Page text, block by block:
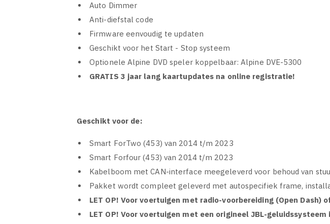
Auto Dimmer
Anti-diefstal code
Firmware eenvoudig te updaten
Geschikt voor het Start - Stop systeem
Optionele Alpine DVD speler koppelbaar: Alpine DVE-5300
GRATIS 3 jaar lang kaartupdates na online registratie!
Geschikt voor de:
Smart ForTwo (453) van 2014 t/m 2023
Smart Forfour (453) van 2014 t/m 2023
Kabelboom met CAN-interface meegeleverd voor behoud van
Pakket wordt compleet geleverd met autospecifiek frame,
LET OP! Voor voertuigen met radio-voorbereiding (Open
LET OP! Voor voertuigen met een origineel JBL-